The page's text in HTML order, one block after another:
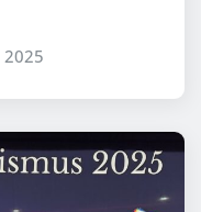
2025